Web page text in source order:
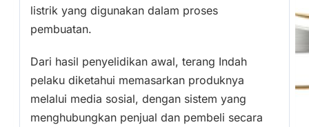
listrik yang digunakan dalam proses
pembuatan.
Dari hasil penyelidikan awal, terang Indah
pelaku diketahui memasarkan produknya
melalui media sosial, dengan sistem yang
menghubungkan penjual dan pembeli secara